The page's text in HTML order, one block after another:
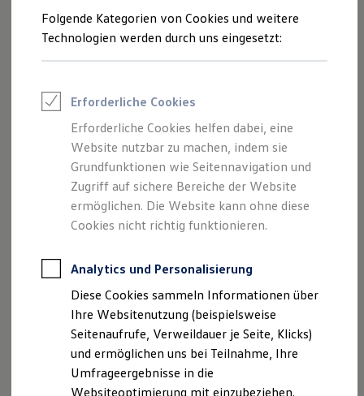
Saisonangebote
Reifenpakete
Leasing
Leasing-Angebote
Elektroauto Leasing
Kleinwagen-Leasing
Leasing ohne Anzahlung
Finanzierung
Autokredit mit Schlussrate
Versicherungen und Garantien
Kfz-Versicherung
Restschuldversicherungen
Garantien
Professional Class bei Volkswagen
Behörden
Direktkunden
Sonderfahrzeuge
Anpfiff zum Gewinn
Elektromobilität
Elektroautos
ID. Tutorials
erkennen Sie an dem sogenannten OE-Schlüssel – „OE“
steht dabei für„ Original -Equipment“. Volkswagen
+Reifen können Sie anhand des Pluszeichens auf der
Verbrenner-Modelle als auch Elektroautos, wie
oder den ID.7, erhältlich.
Rüsten Sie die Qualitätsreifen nach und vereinbaren Sie
einen Termin zum Wechseln bei Ihrem VolkswagenPartner.
Räder und Reifen Service anfragen
Folgende Kategorien von Cookies und weitere
Technologien werden durch uns eingesetzt:
Erforderliche Cookies
Erforderliche Cookies helfen dabei, eine
Website nutzbar zu machen, indem sie
Grundfunktionen wie Seitennavigation und
Zugriff auf sichere Bereiche der Website
ermöglichen. Die Website kann ohne diese
Cookies nicht richtig funktionieren.
Analytics und Personalisierung
Diese Cookies sammeln Informationen über
Ihre Websitenutzung (beispielsweise
Seitenaufrufe, Verweildauer je Seite, Klicks)
und ermöglichen uns bei Teilnahme, Ihre
Umfrageergebnisse in die
Websiteoptimierung mit einzubeziehen.